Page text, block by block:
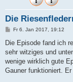
Die
B
i
r
a
Fr 6. Jan 2017, 19:12
Die Episode fand ich
sehr witziges und
wenige wirklich gute
Gauner funktioniert.